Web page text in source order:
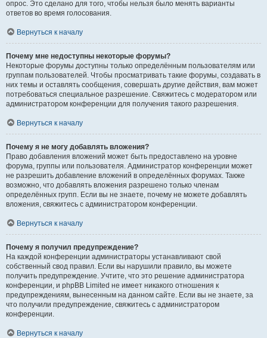
опрос. Это сделано для того, чтобы нельзя было менять варианты
ответов во время голосования.
Вернуться к началу
Почему мне недоступны некоторые форумы?
Некоторые форумы доступны только определённым пользователям или
группам пользователей. Чтобы просматривать такие форумы, создавать в
них темы и оставлять сообщения, совершать другие действия, вам может
потребоваться специальное разрешение. Свяжитесь с модератором или
администратором конференции для получения такого разрешения.
Вернуться к началу
Почему я не могу добавлять вложения?
Право добавления вложений может быть предоставлено на уровне
форума, группы или пользователя. Администратор конференции может
не разрешить добавление вложений в определённых форумах. Также
возможно, что добавлять вложения разрешено только членам
определённых групп. Если вы не знаете, почему не можете добавлять
вложения, свяжитесь с администратором конференции.
Вернуться к началу
Почему я получил предупреждение?
На каждой конференции администраторы устанавливают свой
собственный свод правил. Если вы нарушили правило, вы можете
получить предупреждение. Учтите, что это решение администратора
конференции, и phpBB Limited не имеет никакого отношения к
предупреждениям, вынесенным на данном сайте. Если вы не знаете, за
что получили предупреждение, свяжитесь с администратором
конференции.
Вернуться к началу